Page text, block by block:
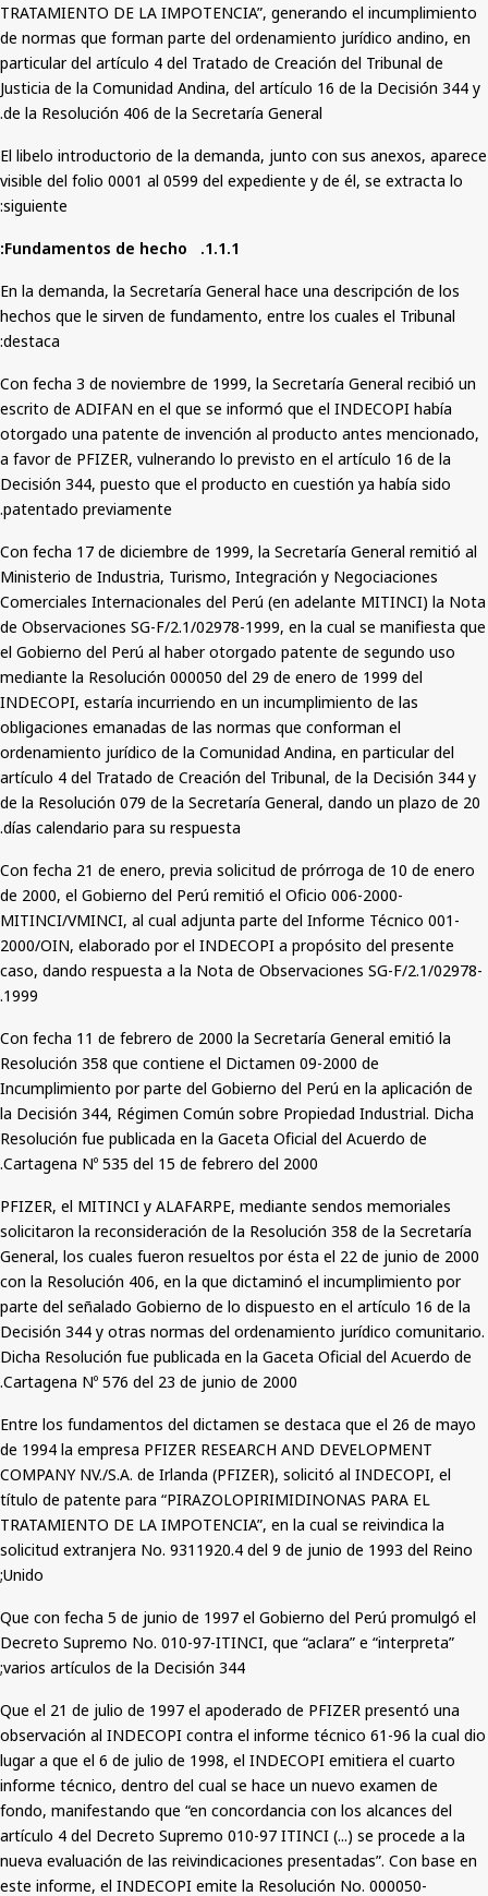
TRATAMIENTO DE LA IMPOTENCIA”, generando el incumplimiento
de normas que forman parte del ordenamiento jurídico andino, en
particular del artículo 4 del Tratado de Creación del Tribunal de
Justicia de la Comunidad Andina, del artículo 16 de la Decisión 344 y
de la Resolución 406 de la Secretaría General.
El libelo introductorio de la demanda, junto con sus anexos, aparece
visible del folio 0001 al 0599 del expediente y de él, se extracta lo
siguiente:
1.1.1. Fundamentos de hecho:
En la demanda, la Secretaría General hace una descripción de los
hechos que le sirven de fundamento, entre los cuales el Tribunal
destaca:
Con fecha 3 de noviembre de 1999, la Secretaría General recibió un
escrito de ADIFAN en el que se informó que el INDECOPI había
otorgado una patente de invención al producto antes mencionado,
a favor de PFIZER, vulnerando lo previsto en el artículo 16 de la
Decisión 344, puesto que el producto en cuestión ya había sido
patentado previamente.
Con fecha 17 de diciembre de 1999, la Secretaría General remitió al
Ministerio de Industria, Turismo, Integración y Negociaciones
Comerciales Internacionales del Perú (en adelante MITINCI) la Nota
de Observaciones SG-F/2.1/02978-1999, en la cual se manifiesta que
el Gobierno del Perú al haber otorgado patente de segundo uso
mediante la Resolución 000050 del 29 de enero de 1999 del
INDECOPI, estaría incurriendo en un incumplimiento de las
obligaciones emanadas de las normas que conforman el
ordenamiento jurídico de la Comunidad Andina, en particular del
artículo 4 del Tratado de Creación del Tribunal, de la Decisión 344 y
de la Resolución 079 de la Secretaría General, dando un plazo de 20
días calendario para su respuesta.
Con fecha 21 de enero, previa solicitud de prórroga de 10 de enero
de 2000, el Gobierno del Perú remitió el Oficio 006-2000-
MITINCI/VMINCI, al cual adjunta parte del Informe Técnico 001-
2000/OIN, elaborado por el INDECOPI a propósito del presente
caso, dando respuesta a la Nota de Observaciones SG-F/2.1/02978-
1999.
Con fecha 11 de febrero de 2000 la Secretaría General emitió la
Resolución 358 que contiene el Dictamen 09-2000 de
Incumplimiento por parte del Gobierno del Perú en la aplicación de
la Decisión 344, Régimen Común sobre Propiedad Industrial. Dicha
Resolución fue publicada en la Gaceta Oficial del Acuerdo de
Cartagena Nº 535 del 15 de febrero del 2000.
PFIZER, el MITINCI y ALAFARPE, mediante sendos memoriales
solicitaron la reconsideración de la Resolución 358 de la Secretaría
General, los cuales fueron resueltos por ésta el 22 de junio de 2000
con la Resolución 406, en la que dictaminó el incumplimiento por
parte del señalado Gobierno de lo dispuesto en el artículo 16 de la
Decisión 344 y otras normas del ordenamiento jurídico comunitario.
Dicha Resolución fue publicada en la Gaceta Oficial del Acuerdo de
Cartagena Nº 576 del 23 de junio de 2000.
Entre los fundamentos del dictamen se destaca que el 26 de mayo
de 1994 la empresa PFIZER RESEARCH AND DEVELOPMENT
COMPANY NV./S.A. de Irlanda (PFIZER), solicitó al INDECOPI, el
título de patente para “PIRAZOLOPIRIMIDINONAS PARA EL
TRATAMIENTO DE LA IMPOTENCIA”, en la cual se reivindica la
solicitud extranjera No. 9311920.4 del 9 de junio de 1993 del Reino
Unido;
Que con fecha 5 de junio de 1997 el Gobierno del Perú promulgó el
Decreto Supremo No. 010-97-ITINCI, que “aclara” e “interpreta”
varios artículos de la Decisión 344;
Que el 21 de julio de 1997 el apoderado de PFIZER presentó una
observación al INDECOPI contra el informe técnico 61-96 la cual dio
lugar a que el 6 de julio de 1998, el INDECOPI emitiera el cuarto
informe técnico, dentro del cual se hace un nuevo examen de
fondo, manifestando que “en concordancia con los alcances del
artículo 4 del Decreto Supremo 010-97 ITINCI (...) se procede a la
nueva evaluación de las reivindicaciones presentadas”. Con base en
este informe, el INDECOPI emite la Resolución No. 000050-